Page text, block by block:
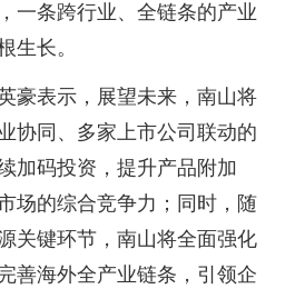
一条跨行业、全链条的产业
生长。
豪表示，展望未来，南山将
协同、多家上市公司联动的
加码投资，提升产品附加
场的综合竞争力；同时，随
关键环节，南山将全面强化
善海外全产业链条，引领企